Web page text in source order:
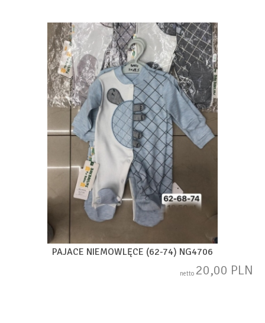
PAJACE NIEMOWLĘCE (62-74) NG4706
netto 20,00 PLN